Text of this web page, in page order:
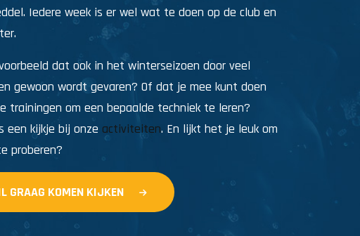
Iedere week is er wel wat te doen op de club en
dat ook in het winterseizoen door veel
gewoon wordt gevaren? Of dat je mee kunt doen
trainingen om een bepaalde techniek te leren?
een kijkje bij onze activiteiten. En lijkt het je leuk om
proberen?
GRAAG KOMEN KIJKEN